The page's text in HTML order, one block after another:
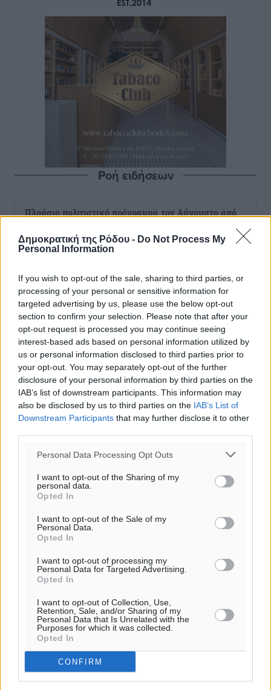
Δημοκρατική της Ρόδου - Do Not Process My
Personal Information
If you wish to opt-out of the sale, sharing to third parties, or
processing of your personal or sensitive information for
targeted advertising by us, please use the below opt-out
section to confirm your selection. Please note that after your
opt-out request is processed you may continue seeing
interest-based ads based on personal information utilized by
us or personal information disclosed to third parties prior to
your opt-out. You may separately opt-out of the further
disclosure of your personal information by third parties on the
IAB’s list of downstream participants. This information may
also be disclosed by us to third parties on the IAB’s List of
Downstream Participants that may further disclose it to other
Personal Data Processing Opt Outs
I want to opt-out of the Sharing of my
personal data.
Opted In
I want to opt-out of the Sale of my
Personal Data.
Opted In
I want to opt-out of processing my
Personal Data for Targeted Advertising.
Opted In
I want to opt-out of Collection, Use,
Retention, Sale, and/or Sharing of my
Personal Data that Is Unrelated with the
Purposes for which it was collected.
Opted In
CONFIRM
Ροή ειδήσεων
Πλούσιο πολιτιστικό πρόγραμμα τον Αύγουστο από
Πολιτιστικά• πριν 9 λεπτά
Βασίλης Υψηλάντης: Ξεμπλοκάρει η έκδοση και
παραχώρηση οριστικών τίτλων κυριότητας για 224
εργατικές κατοικίες στη Ρόδο
Τοπικές Ειδήσεις• πριν 13 λεπτά
ΣΕΓΑΣ: Πιστώθηκαν τα έξοδα μετακίνησης του
Πανελληνίου Πρωταθλήματος Κ20 στα σωματεία
Αθλητικά• πριν 17 λεπτά
Ευρωπαϊκό Πρωτάθλημα Στίβου: Πότε αγωνίζονται η
Εθνική Παίδων: Ο Χριστοδούλου και η καλύτερη
φουρνιά των τελευταίων ετών
Διαγόρας: Ανανέωσε ο Μιχάλης Χατζηγεωργίου
ΔΕΑΣ Δάφνη Ρόδου: Η Ευαγγελία Τετράδη στο
τεχνικό επιτελείο
Αθλητικά• πριν 23 λεπτά
Γ.Σ. Διαγόρας: Το οργανόγραμμα των Ακαδημιών
πριν 25 λεπτά
Περισσότερες ειδήσεις